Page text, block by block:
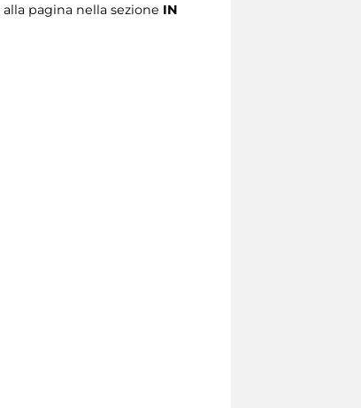
pagina nella sezione IN